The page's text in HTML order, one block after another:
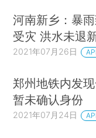
河南新乡：暴
受灾 洪水未退
2021年07月26日
郑州地铁内发
暂未确认身份
2021年07月24日